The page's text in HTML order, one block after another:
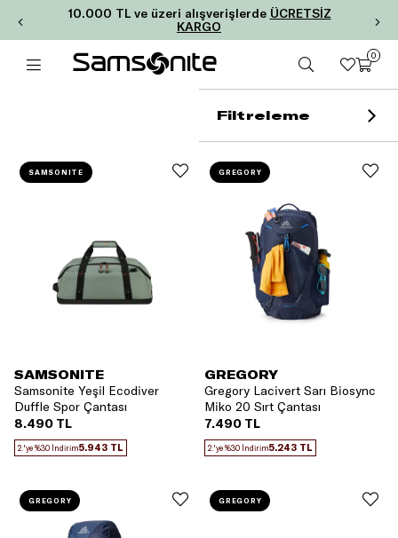
10.000 TL ve üzeri alışverişlerde ÜCRETSİZ
KARGO
0
Filtreleme
SAMSONITE
Samsonite Yeşil Ecodiver
Duffle Spor Çantası
8.490 TL
2.'ye %30 İndirim5.943 TL
SAMSONITE
GREGORY
Gregory Lacivert Sarı Biosync
Miko 20 Sırt Çantası
7.490 TL
2.'ye %30 İndirim5.243 TL
GREGORY
GREGORY GREGORY